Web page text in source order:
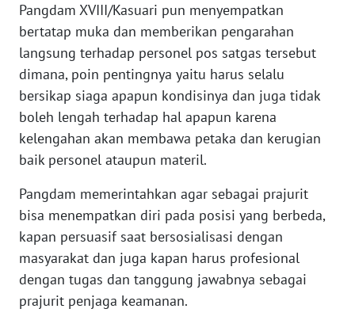
Pangdam XVIII/Kasuari pun menyempatkan
bertatap muka dan memberikan pengarahan
langsung terhadap personel pos satgas tersebut
dimana, poin pentingnya yaitu harus selalu
bersikap siaga apapun kondisinya dan juga tidak
boleh lengah terhadap hal apapun karena
kelengahan akan membawa petaka dan kerugian
baik personel ataupun materil.
Pangdam memerintahkan agar sebagai prajurit
bisa menempatkan diri pada posisi yang berbeda,
kapan persuasif saat bersosialisasi dengan
masyarakat dan juga kapan harus profesional
dengan tugas dan tanggung jawabnya sebagai
prajurit penjaga keamanan.
WN
SULTENG
WN
SULBAR
WN
BABEL
SUMBAR
WN
SUMSEL